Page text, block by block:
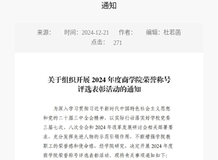
通知
来源： 时间：2024-12-21 作者：
编辑：杜若菡
点击：
271